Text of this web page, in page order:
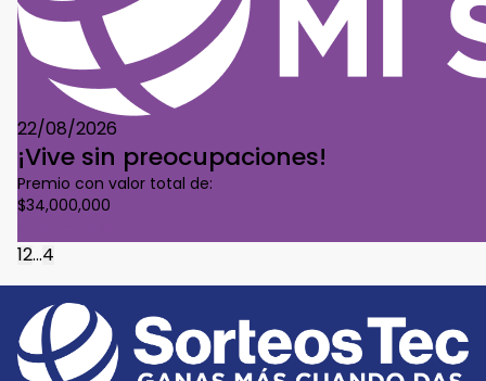
22/08/2026
¡Vive sin preocupaciones!
Premio con valor total de:
$34,000,000
12...4
Footer
Menu
Logo